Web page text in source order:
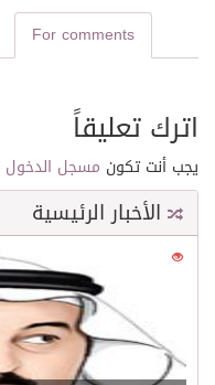
For comments
اترك تعليقاً
يجب أنت تكون مسجل الدخول
الأخبار الرئيسية
21581